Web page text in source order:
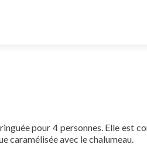
pour 4 personnes. Elle est
caramélisée avec le chalumeau.